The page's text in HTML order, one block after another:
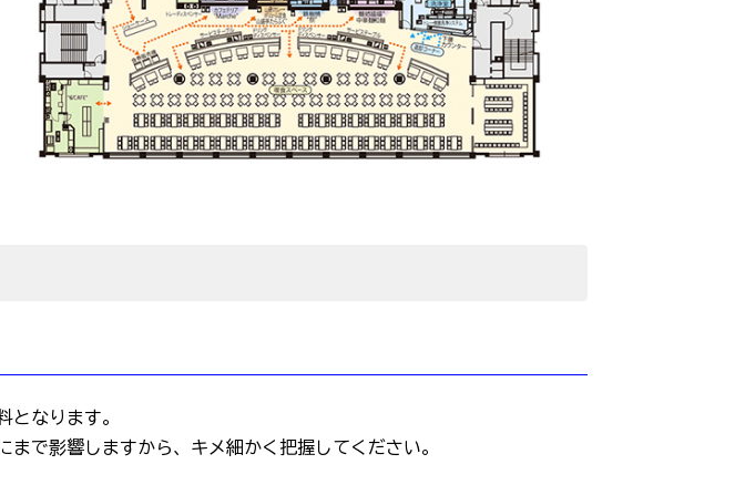
なります。
で影響しますから、キメ細かく把握してください。